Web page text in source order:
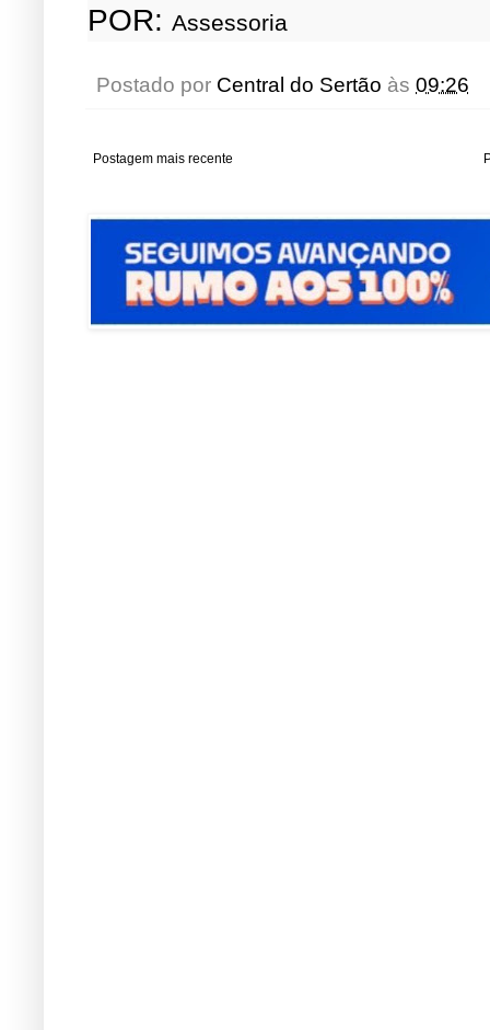
POR: Assessoria
Postado por Central do Sertão às 09:26
Postagem mais recente